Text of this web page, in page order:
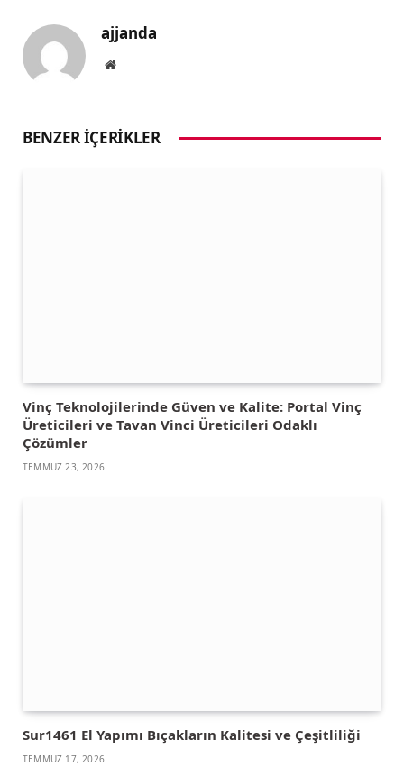
ajjanda
Website
BENZER İÇERIKLER
Vinç Teknolojilerinde Güven ve Kalite: Portal Vinç
Üreticileri ve Tavan Vinci Üreticileri Odaklı
Çözümler
TEMMUZ 23, 2026
Sur1461 El Yapımı Bıçakların Kalitesi ve Çeşitliliği
TEMMUZ 17, 2026